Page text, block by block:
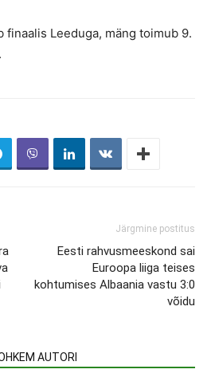
Leeduga, mäng toimub 9.
Järgmine postitus
Eesti rahvusmeeskond sai
Euroopa liiga teises
kohtumises Albaania vastu 3:0
võidu
AUTORI